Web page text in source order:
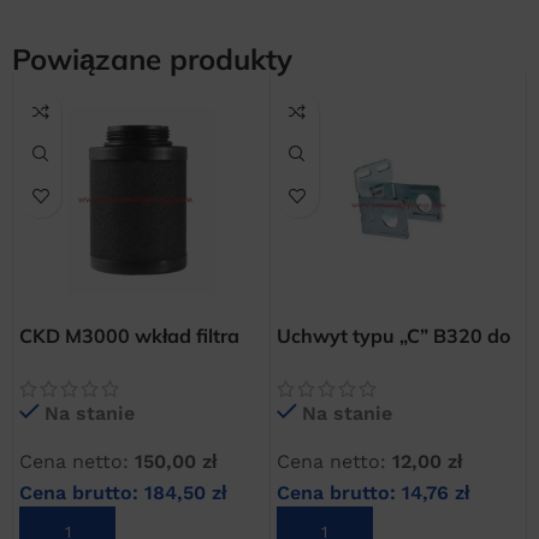
Powiązane produkty
CKD M3000 wkład filtra
Na stanie
Cena netto: 150,00 zł
Cena brutto: 184,50 zł
DODAJ DO KOSZYKA
Uchwyt typu „C” B320 do
Na stanie
Cena netto: 12,00 zł
Cena brutto: 14,76 zł
DODAJ DO KOSZYKA